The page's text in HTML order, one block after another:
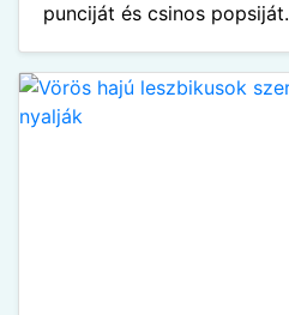
punciját és csinos popsiját.